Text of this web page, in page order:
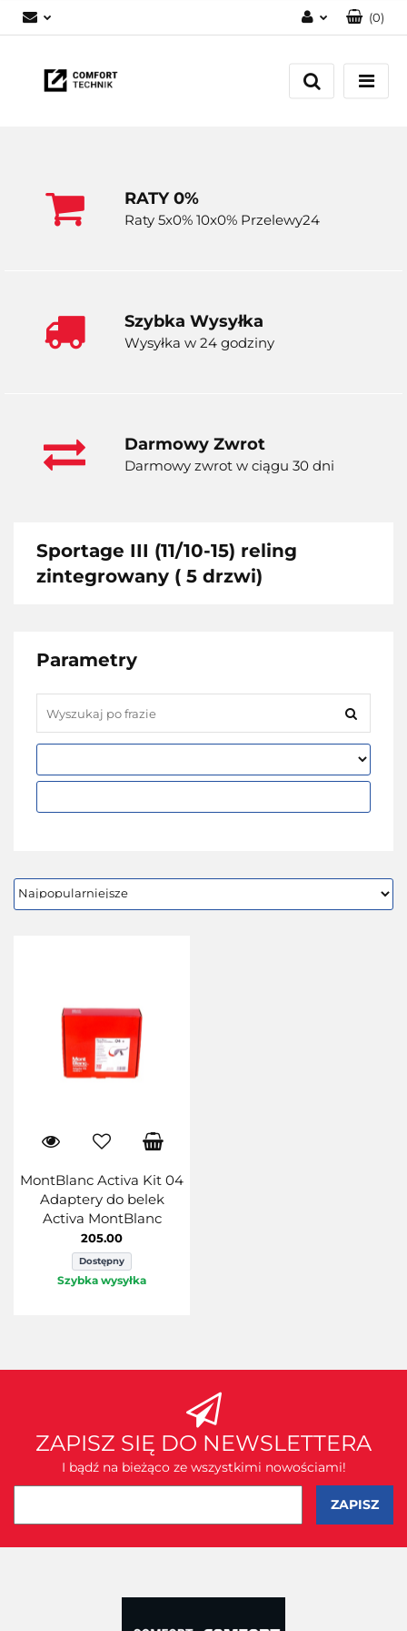
Zaloguj się
Zarejestruj się
(0)
RATY 0%
Raty 5x0% 10x0% Przelewy24
Szybka Wysyłka
Wysyłka w 24 godziny
Darmowy Zwrot
Darmowy zwrot w ciągu 30 dni
Sportage III (11/10-15) reling
zintegrowany ( 5 drzwi)
Parametry
MontBlanc Activa Kit 04
Adaptery do belek
Activa MontBlanc
205.00
Dostępny
Szybka wysyłka
ZAPISZ SIĘ DO NEWSLETTERA
I bądź na bieżąco ze wszystkimi nowościami!